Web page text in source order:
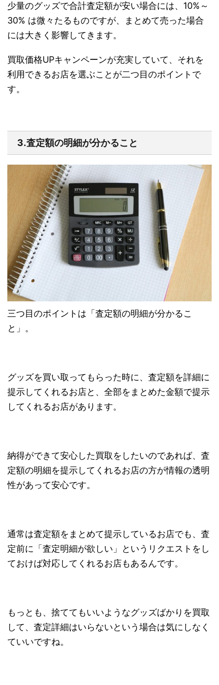
少量のグッズで合計査定額が安い場合には、10%～
30% は微々たるものですが、まとめて売った場合
には大きく影響してきます。
買取価格UPキャンペーンが充実していて、それを
利用できるお店を選ぶことが二つ目のポイントで
す。
3.査定額の明細が分かること
三つ目のポイントは 「査定額の明細が分かるこ
と」 。
グッズを買い取ってもらった時に、査定額を詳細に
提示してくれるお店と、全部をまとめた金額で提示
してくれるお店があります。
納得ができて安心した買取をしたいのであれば、 査
定額の明細を提示してくれるお店の方が情報の透明
性があって安心です。
通常は査定額をまとめて提示しているお店でも、査
定前に「査定明細が欲しい」というリクエストをし
ておけば対応してくれるお店もあるんです。
もっとも、捨ててもいいようなグッズばかりを買取
して、査定詳細はいらないという場合は気にしなく
ていいですね。